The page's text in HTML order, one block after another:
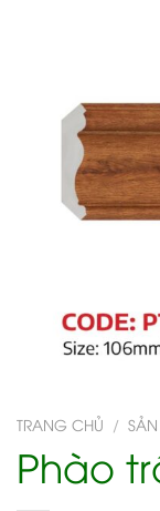
TRANG CHỦ /
Phào